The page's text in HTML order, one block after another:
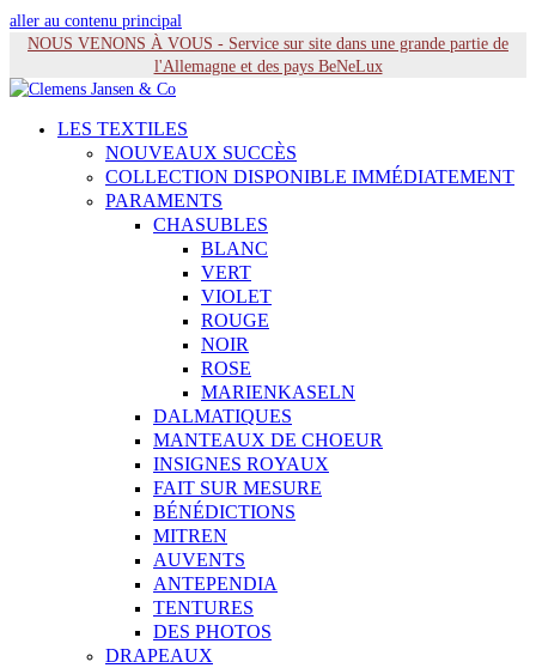
aller au contenu principal
NOUS VENONS À VOUS - Service sur site dans une grande partie de
l'Allemagne et des pays BeNeLux
LES TEXTILES
NOUVEAUX SUCCÈS
COLLECTION DISPONIBLE IMMÉDIATEMENT
PARAMENTS
CHASUBLES
BLANC
VERT
VIOLET
ROUGE
NOIR
ROSE
MARIENKASELN
DALMATIQUES
MANTEAUX DE CHOEUR
INSIGNES ROYAUX
FAIT SUR MESURE
BÉNÉDICTIONS
MITREN
AUVENTS
ANTEPENDIA
TENTURES
DES PHOTOS
DRAPEAUX